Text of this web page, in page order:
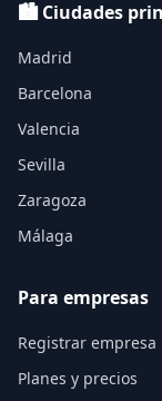
🏙️ Ciudades
Madrid
Barcelona
Valencia
Sevilla
Zaragoza
Málaga
Para empresas
Registrar empresa
Planes y precios